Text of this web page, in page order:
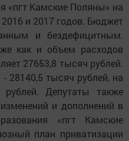
«пгт Камские Поляны» на
и 2017 годов. Бюджет
и бездефицитным.
как и объем расходов
27653,8 тысяч рублей.
28140,5 тысяч рублей, на
Депутаты также
и дополнений в
«пгт Камские
план приватизации